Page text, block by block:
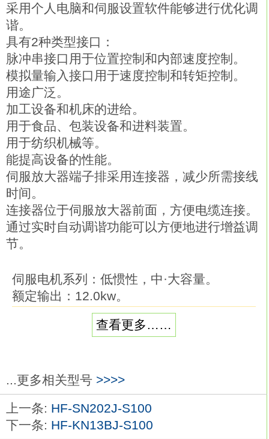
采用个人电脑和伺服设置软件能够进行优化调
谐。
具有2种类型接口：
脉冲串接口用于位置控制和内部速度控制。
模拟量输入接口用于速度控制和转矩控制。
用途广泛。
加工设备和机床的进给。
用于食品、包装设备和进料装置。
用于纺织机械等。
能提高设备的性能。
伺服放大器端子排采用连接器，减少所需接线
时间。
连接器位于伺服放大器前面，方便电缆连接。
通过实时自动调谐功能可以方便地进行增益调
节。
伺服电机系列：低惯性，中·大容量。
额定输出：12.0kw。
额定转速；1000r/min。
电磁制动：附带。
或高加减速运转三菱HF-SN302J-S100。
提高耐环境性能HG-SR、HG-JR系列产品采
用IP67。
高速&高转矩。缩短定位时间、实现高速化
查看更多……
...更多相关型号 >>>>
上一条: HF-SN202J-S100
下一条: HF-KN13BJ-S100